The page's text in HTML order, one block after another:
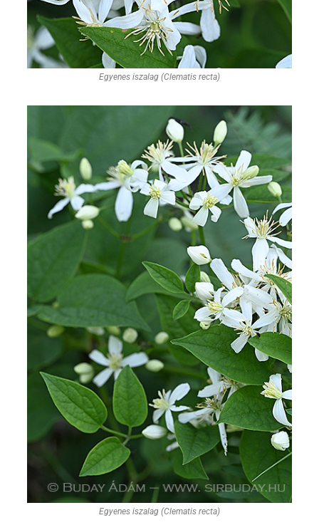
Egyenes iszalag (Clematis recta)
Egyenes iszalag (Clematis recta)